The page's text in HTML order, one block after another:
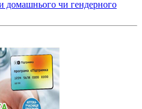
домашнього чи гендерного